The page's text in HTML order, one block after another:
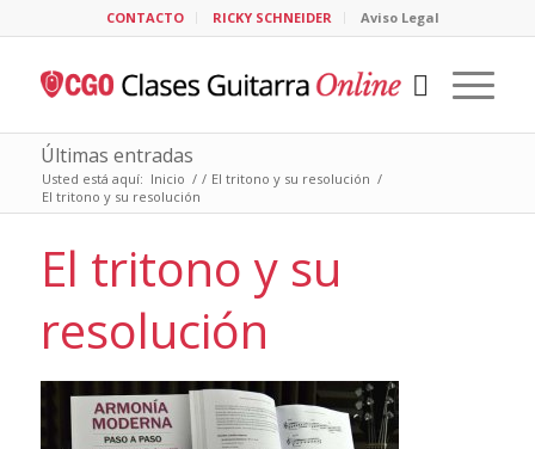
CONTACTO RICKY SCHNEIDER Aviso Legal
Últimas entradas
Usted está aquí: Inicio / / El tritono y su resolución /
El tritono y su resolución
El tritono y su
resolución